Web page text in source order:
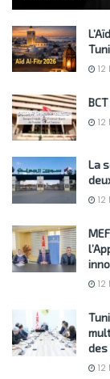
12
12
La
12
12
12